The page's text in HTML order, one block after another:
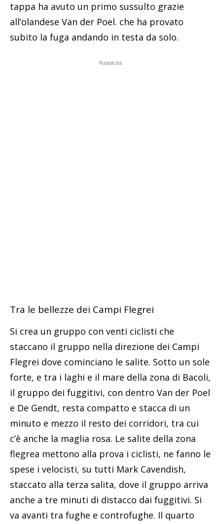
tappa ha avuto un primo sussulto grazie
all’olandese Van der Poel. che ha provato
subito la fuga andando in testa da solo.
Pubblicità
Tra le bellezze dei Campi Flegrei
Si crea un gruppo con venti ciclisti che
staccano il gruppo nella direzione dei Campi
Flegrei dove cominciano le salite. Sotto un sole
forte, e tra i laghi e il mare della zona di Bacoli,
il gruppo dei fuggitivi, con dentro Van der Poel
e De Gendt, resta compatto e stacca di un
minuto e mezzo il resto dei corridori, tra cui
c’è anche la maglia rosa. Le salite della zona
flegrea mettono alla prova i ciclisti, ne fanno le
spese i velocisti, su tutti Mark Cavendish,
staccato alla terza salita, dove il gruppo arriva
anche a tre minuti di distacco dai fuggitivi. Si
va avanti tra fughe e controfughe. Il quarto